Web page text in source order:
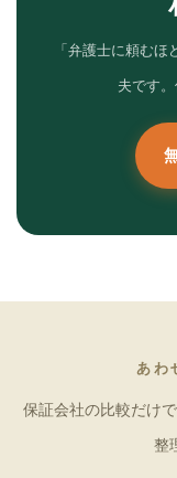
「弁護士に頼む
夫です
あわ
保証会社の比較だけ
整